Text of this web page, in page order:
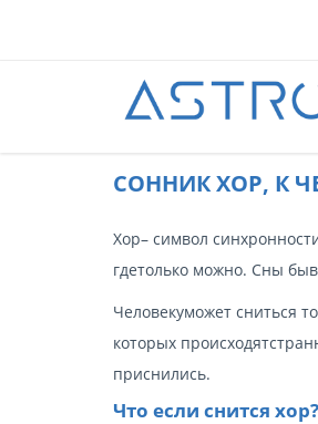
CОННИК ХОР, К
Хор– символ
гдетолько можно. Сны
Человекуможет сниться
которых
приснились.
Что если снится хор?